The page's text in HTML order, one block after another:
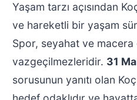
Yaşam tarzı açısından
ve hareketli bir yaşam
Spor, seyahat ve
vazgeçilmezleridir. 31
sorusunun yanıtı olan